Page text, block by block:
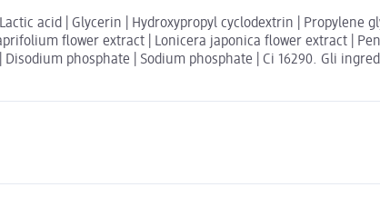
acid | Glycerin | Hydroxypropyl cyclodextrin | Propylene
flower extract | Lonicera japonica flower extract |
phosphate | Sodium phosphate | Ci 16290. Gli